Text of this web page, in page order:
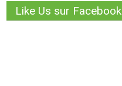
Like Us sur Facebook